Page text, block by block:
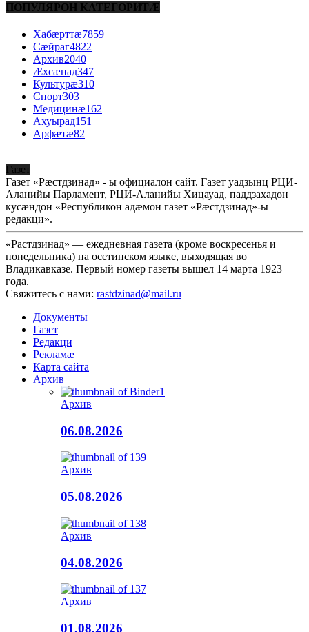
ПОПУЛЯРОН КАТЕГОРИТÆ
Хабæрттæ7859
Сæйраг4822
Архив2040
Æхсæнад347
Культурæ310
Спорт303
Медицинæ162
Ахуырад151
Арфæтæ82
Газет
Газет «Рæстдзинад» - ы официалон сайт. Газет уадзынц РЦИ-
Аланийы Парламент, РЦИ-Аланийы Хицауад, паддзахадон
кусæндон «Республикон адæмон газет «Рæстдзинад»-ы
редакци».
«Растдзинад» — ежедневная газета (кроме воскресенья и
понедельника) на осетинском языке, выходящая во
Владикавказе. Первый номер газеты вышел 14 марта 1923
года.
Свяжитесь с нами: rastdzinad@mail.ru
Документы
Газет
Редакци
Рекламæ
Карта сайта
Архив
Архив
06.08.2026
Архив
05.08.2026
Архив
04.08.2026
Архив
01.08.2026